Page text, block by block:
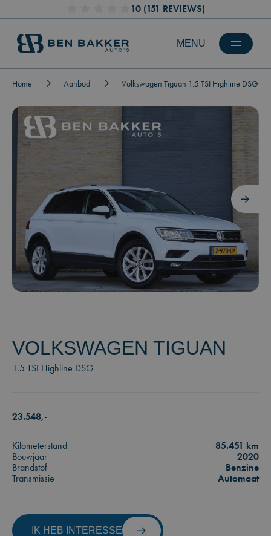
10 (151 REVIEWS)
Home Aanbod Volkswagen Tiguan 1.5 TSI Highline DSG
VOLKSWAGEN TIGUAN
1.5 TSI Highline DSG
23.548,-
Kilometerstand
85.451 km
Bouwjaar
2020
Brandstof
Benzine
Transmissie
Automaat
IK HEB INTERESSE